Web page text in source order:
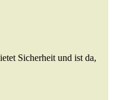
Sicherheit und ist da,